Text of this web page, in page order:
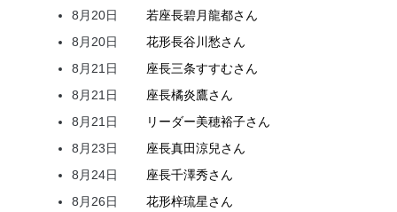
8月20日
若座長碧月龍都さん
8月20日
花形長谷川愁さん
8月21日
座長三条すすむさん
8月21日
座長橘炎鷹さん
8月21日
リーダー美穂裕子さん
8月23日
座長真田涼兒さん
8月24日
座長千澤秀さん
8月26日
花形梓琉星さん